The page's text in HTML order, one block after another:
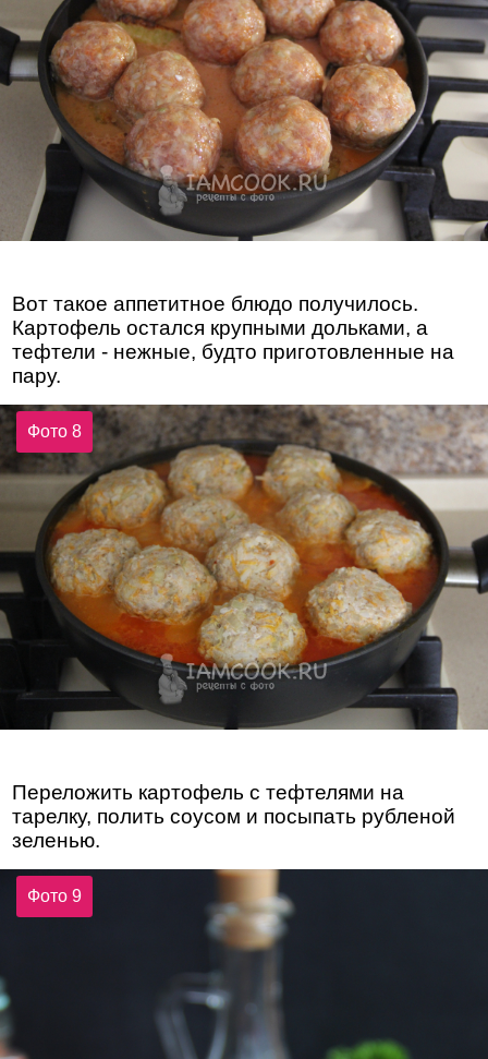
Вот такое аппетитное блюдо получилось.
Картофель остался крупными дольками, а
тефтели - нежные, будто приготовленные на
пару.
Фото 8
Переложить картофель с тефтелями на
тарелку, полить соусом и посыпать рубленой
зеленью.
Фото 9